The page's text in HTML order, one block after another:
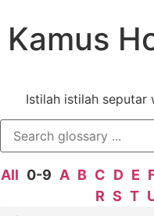
Kamus
Istilah istilah seputar
All 0-9 A B C D E
R S T